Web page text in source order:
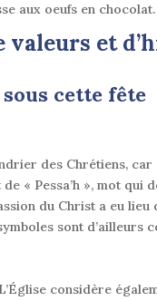
aux oeufs en chocolat.
valeurs et
cette fête
des Chrétiens, car
« Pessa’h », mot qui
du Christ a eu lieu
sont d’ailleurs
considère